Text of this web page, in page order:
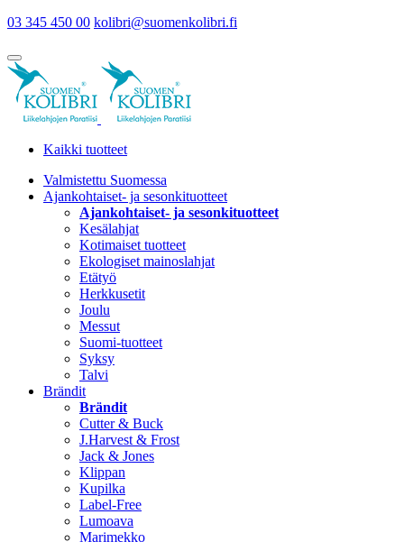
03 345 450 00 kolibri@suomenkolibri.fi
Kaikki tuotteet
Valmistettu Suomessa
Ajankohtaiset- ja sesonkituotteet
Ajankohtaiset- ja sesonkituotteet
Kesälahjat
Kotimaiset tuotteet
Ekologiset mainoslahjat
Etätyö
Herkkusetit
Joulu
Messut
Suomi-tuotteet
Syksy
Talvi
Brändit
Brändit
Cutter & Buck
J.Harvest & Frost
Jack & Jones
Klippan
Kupilka
Label-Free
Lumoava
Marimekko